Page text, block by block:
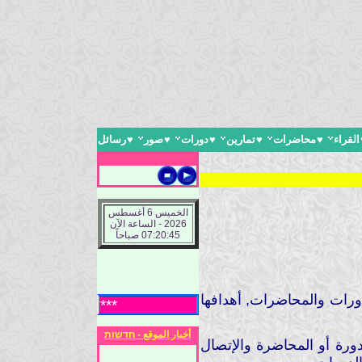
القراء ♥محاضرات ♥تمارين ♥دورات ♥صور ♥رسائل
والمحاضرات, أهدافها
أو المحاضرة والإتصال
الخميس 6 أغسطس
2026 - الساعة الآن
07:20:46 صباحاً
***** ادارة الموقع
أخبار الموقع - חדשות